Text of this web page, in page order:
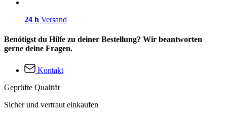
24 h Versand
Benötigst du Hilfe zu deiner Bestellung? Wir beantworten
gerne deine Fragen.
Kontakt
Geprüfte Qualität
Sicher und vertraut einkaufen